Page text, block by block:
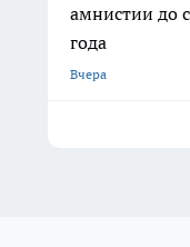
амнистии до
года
Вчера